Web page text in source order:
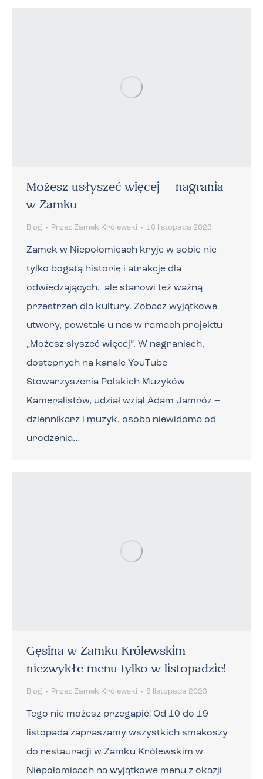
Możesz usłyszeć więcej – nagrania
w Zamku
Blog Przez Zamek Królewski 16 listopada 2023
Zamek w Niepołomicach kryje w sobie nie
tylko bogatą historię i atrakcje dla
odwiedzających, ale stanowi też ważną
przestrzeń dla kultury. Zobacz wyjątkowe
utwory, powstałe u nas w ramach projektu
„Możesz słyszeć więcej”. W nagraniach,
dostępnych na kanale YouTube
Stowarzyszenia Polskich Muzyków
Kameralistów, udział wziął Adam Jamróz –
dziennikarz i muzyk, osoba niewidoma od
urodzenia…
Gęsina w Zamku Królewskim –
niezwykłe menu tylko w listopadzie!
Blog Przez Zamek Królewski 8 listopada 2023
Tego nie możesz przegapić! Od 10 do 19
listopada zapraszamy wszystkich smakoszy
do restauracji w Zamku Królewskim w
Niepołomicach na wyjątkowe menu z okazji